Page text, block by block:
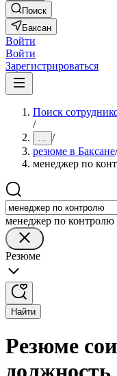
Поиск
Баксан
Войти
Войти
Зарегистрироваться
Поиск
/
... /
резюме в Баксане/
менеджер по
менеджер по контролю
Резюме
Найти
Резюме